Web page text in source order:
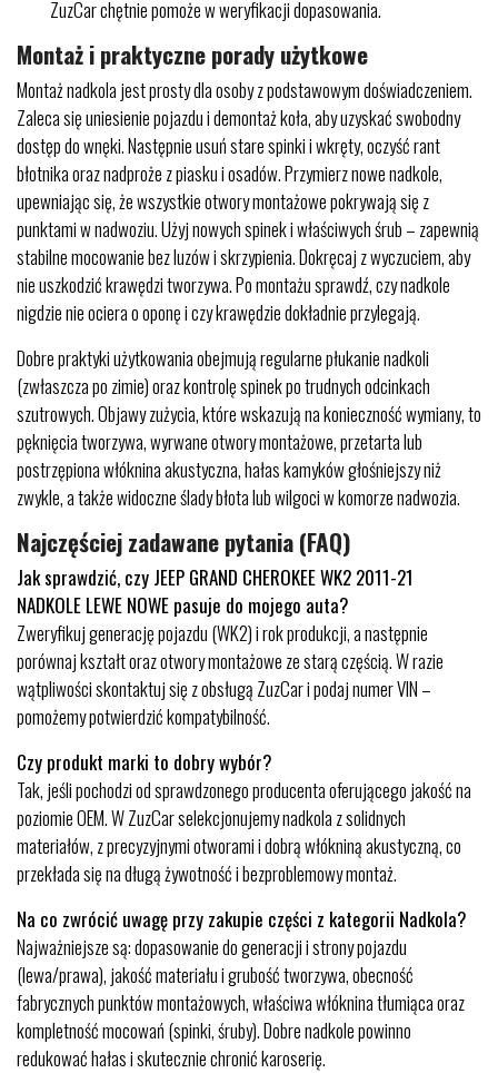
ZuzCar chętnie pomoże w weryfikacji dopasowania.
Montaż i praktyczne porady użytkowe
Montaż nadkola jest prosty dla osoby z podstawowym doświadczeniem.
Zaleca się uniesienie pojazdu i demontaż koła, aby uzyskać swobodny
dostęp do wnęki. Następnie usuń stare spinki i wkręty, oczyść rant
błotnika oraz nadproże z piasku i osadów. Przymierz nowe nadkole,
upewniając się, że wszystkie otwory montażowe pokrywają się z
punktami w nadwoziu. Użyj nowych spinek i właściwych śrub – zapewnią
stabilne mocowanie bez luzów i skrzypienia. Dokręcaj z wyczuciem, aby
nie uszkodzić krawędzi tworzywa. Po montażu sprawdź, czy nadkole
nigdzie nie ociera o oponę i czy krawędzie dokładnie przylegają.
Dobre praktyki użytkowania obejmują regularne płukanie nadkoli
(zwłaszcza po zimie) oraz kontrolę spinek po trudnych odcinkach
szutrowych. Objawy zużycia, które wskazują na konieczność wymiany, to
pęknięcia tworzywa, wyrwane otwory montażowe, przetarta lub
postrzępiona włóknina akustyczna, hałas kamyków głośniejszy niż
zwykle, a także widoczne ślady błota lub wilgoci w komorze nadwozia.
Najczęściej zadawane pytania (FAQ)
Jak sprawdzić, czy JEEP GRAND CHEROKEE WK2 2011-21
NADKOLE LEWE NOWE pasuje do mojego auta?
Zweryfikuj generację pojazdu (WK2) i rok produkcji, a następnie
porównaj kształt oraz otwory montażowe ze starą częścią. W razie
wątpliwości skontaktuj się z obsługą ZuzCar i podaj numer VIN –
pomożemy potwierdzić kompatybilność.
Czy produkt marki to dobry wybór?
Tak, jeśli pochodzi od sprawdzonego producenta oferującego jakość na
poziomie OEM. W ZuzCar selekcjonujemy nadkola z solidnych
materiałów, z precyzyjnymi otworami i dobrą włókniną akustyczną, co
przekłada się na długą żywotność i bezproblemowy montaż.
Na co zwrócić uwagę przy zakupie części z kategorii Nadkola?
Najważniejsze są: dopasowanie do generacji i strony pojazdu
(lewa/prawa), jakość materiału i grubość tworzywa, obecność
fabrycznych punktów montażowych, właściwa włóknina tłumiąca oraz
kompletność mocowań (spinki, śruby). Dobre nadkole powinno
redukować hałas i skutecznie chronić karoserię.